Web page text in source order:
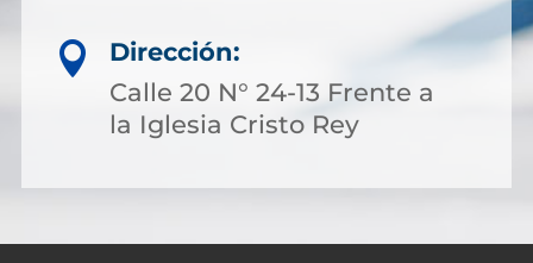

Dirección:
Calle 20 N° 24-13 Frente a
la Iglesia Cristo Rey